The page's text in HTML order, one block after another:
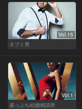
Vol.15
ネブミ男
Vol.1
崖っぷち結婚相談所